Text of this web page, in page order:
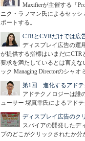
Maxifierが主催する「
ニク・ラフマン氏によるセッ
ポートする。
CTRとCVRだけでは広
ディスプレイ広告の運
が提供する指標はいまだに
要求を満たしているとは言えな
ック Managing Directorのシャ
第1回 進化するアド
アドテクノロジーは誰
ューサー 堺真幸氏によるアド
ディスプレイ広告のク
スパイアの開発したデ
ブのどこがクリックされたか分